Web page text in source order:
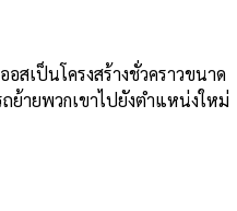
สเป็นโครงสร้างชั่วคราวขนาด
ย้ายพวกเขาไปยังตำแหน่งใหม่